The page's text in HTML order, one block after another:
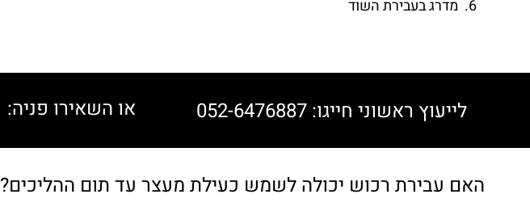
מדרג בעבירת השוד
לייעוץ ראשוני חייגו: 052-6476887 או השאירו פניה:
האם עבירת רכוש יכולה לשמש כעילת מעצר עד תום ההליכים?